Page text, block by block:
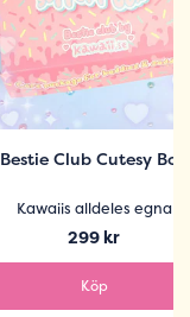
Bestie Club Cutesy Box
Kawaiis alldeles egna
299 kr
Köp